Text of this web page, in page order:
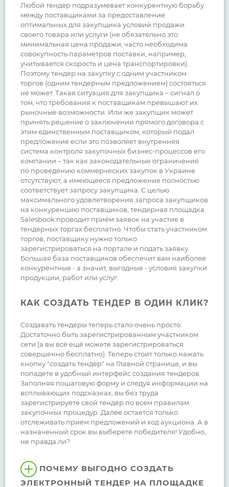
Любой тендер подразумевает конкурентную борьбу
между поставщиками за предоставление
оптимальных для закупщика условий продажи
своего товара или услуги (не обязательно это
минимальная цена продажи, часто необходима
совокупность параметров поставки, например,
учитывается скорость и цена транспортировки).
Поэтому тендер на закупку с одним участником
торгов (одним тендерным предложением) состояться
не может. Такая ситуация для закупщика – сигнал о
том, что требования к поставщикам превышают их
рыночные возможности. Или же закупщик может
принять решение о заключении прямого договора с
этим единственным поставщиком, который подал
предложение если это позволяет внутренняя
система контроля закупочных бизнес-процессов его
компании – так как законодательные ограничения
по проведению коммерческих закупок в Украине
отсутствуют, а имеющееся предложение полностью
соответствует запросу закупщика. С целью
максимального удовлетворения запроса закупщиков
на конкуренцию поставщиков, тендерная площадка
Salesbook проводит приём заявок на участие в
тендерных торгах бесплатно. Чтобы стать участником
торгов, поставщику нужно только
зарегистрироваться на портале и подать заявку.
Большая база поставщиков обеспечит вам наиболее
конкурентные - а значит, выгодные - условия закупки
продукции, работ или услуг.
КАК СОЗДАТЬ ТЕНДЕР В ОДИН КЛИК?
Создавать тендеры теперь стало очень просто.
Достаточно быть зарегистрированным участником
сети (а вы всё ещё можете зарегистрироваться
совершенно бесплатно). Теперь стоит только нажать
кнопку "создать тендер" на Главной странице, и вы
попадёте в удобный интерфейс создания тендеров.
Заполняя пошаговую форму и следуя информации на
всплывающих подсказках, вы без труда
зарегистрируете свой тендер по всем правилам
закупочных процедур. Далее остаётся только
отслеживать приём предложений и ход аукциона. А в
назначенный срок вы выберете победителя! Удобно,
не правда ли?
ПОЧЕМУ ВЫГОДНО СОЗДАТЬ
ЭЛЕКТРОННЫЙ ТЕНДЕР НА ПЛОЩАДКЕ